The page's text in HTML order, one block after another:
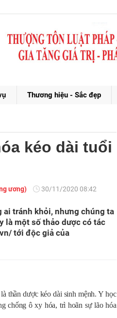
Thương hiệu - Sắc đẹp
kéo dài tuổi
ương) 30/11/2020 08:42
ai tránh khỏi, nhưng chúng ta
là một số thảo dược có tác
tới độc giả của
thần dược kéo dài sinh mệnh. Y học
chống ô xy hóa, trì hoãn sự lão hóa